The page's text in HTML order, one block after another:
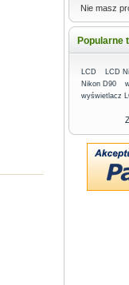
Nie masz
Popularne
LCD LCD
Nikon D90
wyświetlacz